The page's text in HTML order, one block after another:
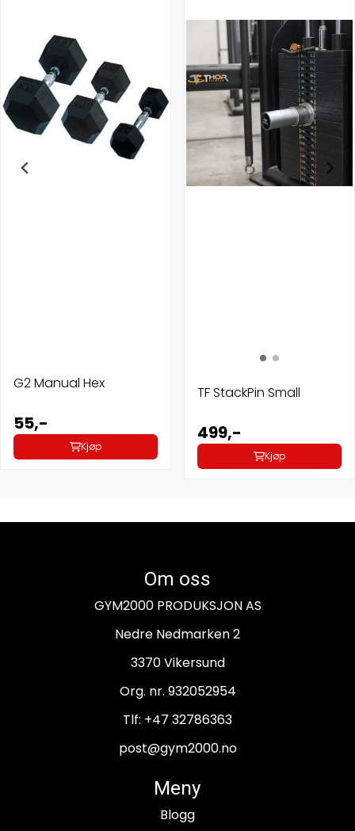
G2 Manual Hex
55,-
Kjøp
TF StackPin Small
499,-
Kjøp
Om oss
GYM2000 PRODUKSJON AS
Nedre Nedmarken 2
3370 Vikersund
Org. nr. 932052954
Tlf: +47 32786363
post@gym2000.no
Meny
Blogg